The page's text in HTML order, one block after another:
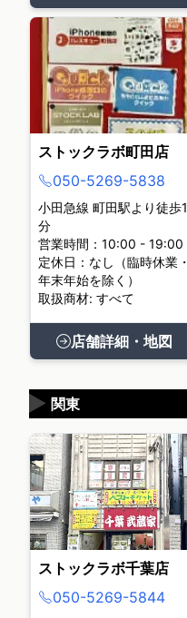
ストックラボ町田店
050-5269-5838
小田急線 町田駅より徒歩1
分
営業時間：10:00 - 19:00
定休日：なし（臨時休業・
年末年始を除く）
取扱商材: すべて
店舗詳細・地図
関東
▶
ストックラボ千葉店
050-5269-5844